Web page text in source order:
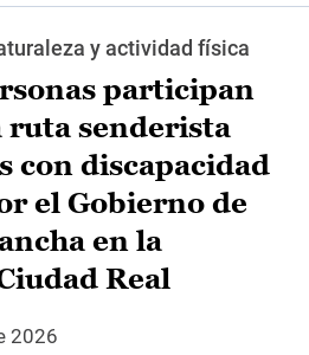
y actividad física
participan
ruta senderista
con discapacidad
el Gobierno de
en la
Real
2026